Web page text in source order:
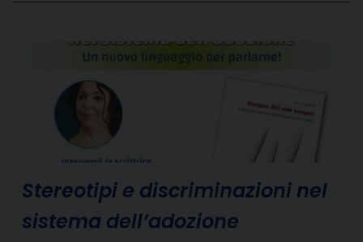
Stereotipi e discriminazioni nel
sistema dell’adozione